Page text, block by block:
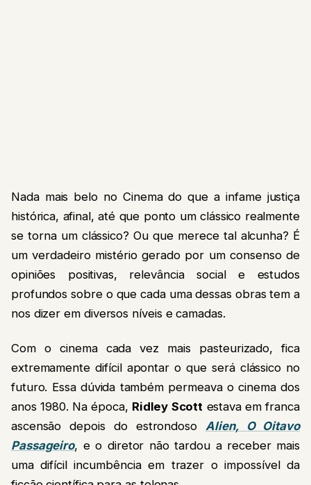
Nada mais belo no Cinema do que a infame justiça
histórica, afinal, até que ponto um clássico realmente
se torna um clássico? Ou que merece tal alcunha? É
um verdadeiro mistério gerado por um consenso de
opiniões positivas, relevância social e estudos
profundos sobre o que cada uma dessas obras tem a
nos dizer em diversos níveis e camadas.
Com o cinema cada vez mais pasteurizado, fica
extremamente difícil apontar o que será clássico no
futuro. Essa dúvida também permeava o cinema dos
anos 1980. Na época, Ridley Scott estava em franca
ascensão depois do estrondoso Alien, O Oitavo
Passageiro, e o diretor não tardou a receber mais
uma difícil incumbência em trazer o impossível da